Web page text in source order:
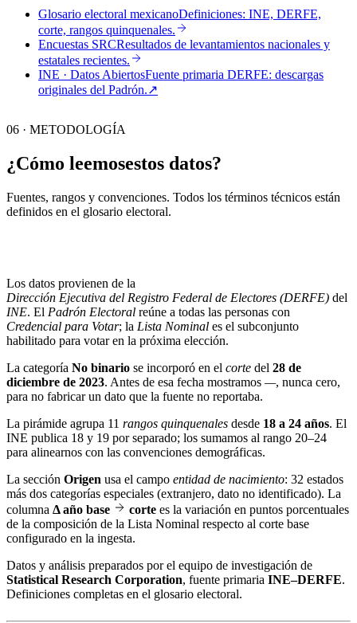
Glosario electoral mexicanoDefiniciones: INE, DERFE,
corte, rangos quinquenales.
Encuestas SRCResultados de levantamientos nacionales y
estatales recientes.
INE · Datos AbiertosFuente primaria DERFE: descargas
originales del Padrón.↗︎
06 · METODOLOGÍA
¿Cómo leemosestos datos?
Fuentes, rangos y convenciones. Todos los términos técnicos están
definidos en el glosario electoral.
Los datos provienen de la
Dirección Ejecutiva del Registro Federal de Electores (DERFE) del
INE. El Padrón Electoral reúne a todas las personas con
Credencial para Votar; la Lista Nominal es el subconjunto
habilitado para votar en la próxima elección.
La categoría No binario se incorporó en el corte del 28 de
diciembre de 2023. Antes de esa fecha mostramos —, nunca cero,
para no fabricar un dato que la fuente no reportaba.
La pirámide agrupa 11 rangos quinquenales desde 18 a 24 años. El
INE publica 18 y 19 por separado; los sumamos al rango 20–24
para alinearnos con las convenciones demográficas.
La sección Origen usa el campo entidad de nacimiento: 32 estados
más dos categorías especiales (extranjero, dato no identificado). La
columna Δ año base corte es la variación en puntos porcentuales
de la composición de la Lista Nominal respecto al corte base
configurado en la ingesta.
Datos y análisis preparados por el equipo de investigación de
Statistical Research Corporation, fuente primaria INE–DERFE.
Definiciones completas en el glosario electoral.